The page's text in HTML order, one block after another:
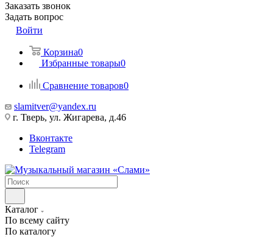
Заказать звонок
Задать вопрос
Войти
Корзина0
Избранные товары0
Сравнение товаров0
slamitver@yandex.ru
г. Тверь, ул. Жигарева, д.46
Вконтакте
Telegram
Каталог
По всему сайту
По каталогу